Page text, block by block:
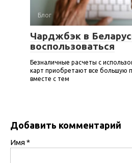
Блог
Чарджбэк в
воспользоваться
Безналичные расчеты с
карт приобретают все большую
вместе с тем
Добавить комментарий
Имя*